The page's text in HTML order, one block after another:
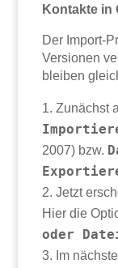
Kontakte in
Der Import-
Versionen
bleiben
Zunächst
2007) bzw.
Jetzt
Hier die
oder
Im